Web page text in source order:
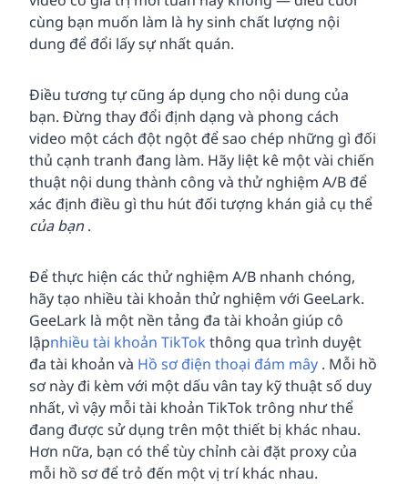
cùng bạn muốn làm là hy sinh chất lượng nội
dung để đổi lấy sự nhất quán.
Điều tương tự cũng áp dụng cho nội dung của
bạn. Đừng thay đổi định dạng và phong cách
video một cách đột ngột để sao chép những gì đối
thủ cạnh tranh đang làm. Hãy liệt kê một vài chiến
thuật nội dung thành công và thử nghiệm A/B để
xác định điều gì thu hút đối tượng khán giả cụ thể
của bạn.
Để thực hiện các thử nghiệm A/B nhanh chóng,
hãy tạo nhiều tài khoản thử nghiệm với GeeLark.
GeeLark là một nền tảng đa tài khoản giúp cô
lậpnhiều tài khoản TikTok thông qua trình duyệt
đa tài khoản và Hồ sơ điện thoại đám mây . Mỗi hồ
sơ này đi kèm với một dấu vân tay kỹ thuật số duy
nhất, vì vậy mỗi tài khoản TikTok trông như thể
đang được sử dụng trên một thiết bị khác nhau.
Hơn nữa, bạn có thể tùy chỉnh cài đặt proxy của
mỗi hồ sơ để trỏ đến một vị trí khác nhau.